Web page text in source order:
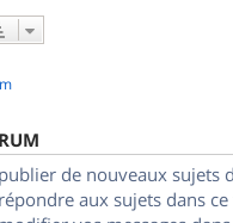
publier de nouveaux sujets
répondre aux sujets dans